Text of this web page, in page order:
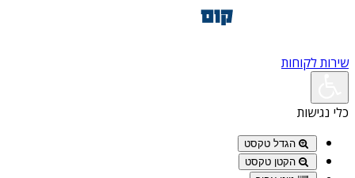
שירות לקוחות
כלי נגישות
הגדל טקסט
הקטן טקסט